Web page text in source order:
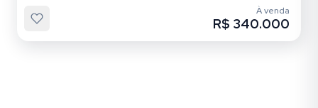
À venda
R$ 340.000